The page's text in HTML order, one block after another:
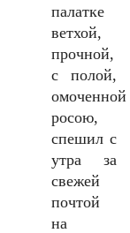
палатке
ветхой,
прочной,
с полой,
омоченной
росою,
спешил с
утра за
свежей
почтой
на